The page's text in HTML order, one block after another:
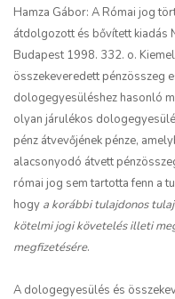
Hamza Gábor: A Római jog
átdolgozott és bővített kiadás
Budapest 1998. 332. o.
összekeveredett pénzösszeg
dologegyesüléshez hasonló
olyan járulékos
pénz átvevőjének pénze,
alacsonyodó átvett
római jog sem tartotta fenn a
hogy a korábbi tulajdonos
kötelmi jogi követelés illeti
megfizetésére.
A dologegyesülés és